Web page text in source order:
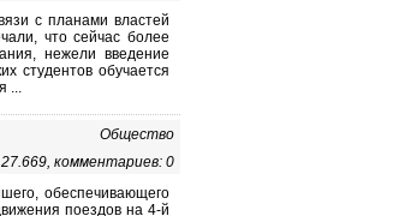
с планами властей
что сейчас более
нежели введение
студентов обучается
...
Общество
комментариев: 0
обеспечивающего
поездов на 4-й